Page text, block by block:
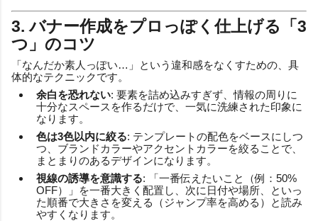
3. バナー作成をプロっぽく仕上げる「3
つ」のコツ
「なんだか素人っぽい…」という違和感をなくすための、具
体的なテクニックです。
余白を恐れない: 要素を詰め込みすぎず、情報の周りに
十分なスペースを作るだけで、一気に洗練された印象に
なります。
色は3色以内に絞る: テンプレートの配色をベースにしつ
つ、ブランドカラーやアクセントカラーを絞ることで、
まとまりのあるデザインになります。
視線の誘導を意識する: 「一番伝えたいこと（例：50%
OFF）」を一番大きく配置し、次に日付や場所、といっ
た順番で大きさを変える（ジャンプ率を高める）と読み
やすくなります。